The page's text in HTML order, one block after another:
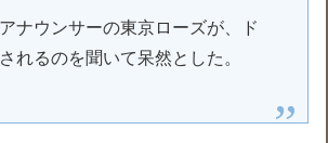
ナウンサーの東京ローズが、ド
れるのを聞いて呆然とした。